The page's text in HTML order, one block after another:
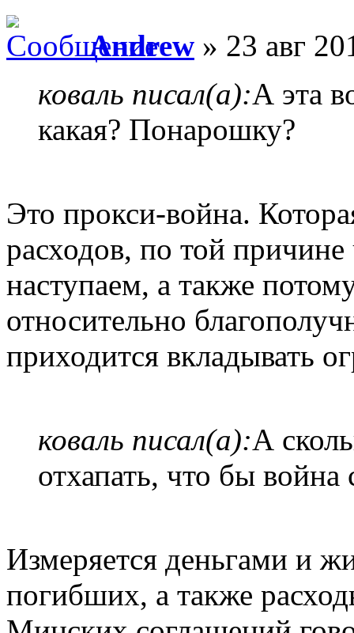
Andrew » 23 авг
коваль писал(а):А эта
какая? Понарошку?
Это прокси-война.
расходов, по той
наступаем, а также
относительно
приходится вкладывать
коваль писал(а):А
отхапать, что бы война
Измеряется деньгами и
погибших, а также